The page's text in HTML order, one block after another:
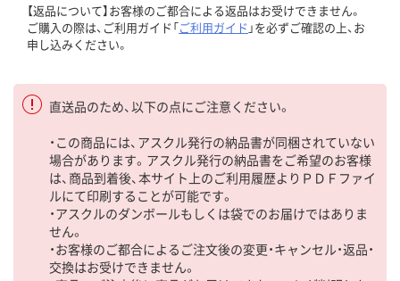
【返品について】お客様のご都合による返品はお受けできません。
ご購入の際は、ご利用ガイド「ご利用ガイド 」を必ずご確認の上、お
申し込みください。
直送品のため、以下の点にご注意ください。
・この商品には、アスクル発行の納品書が同梱されていない
場合があります。アスクル発行の納品書をご希望のお客様
は、商品到着後、本サイト上のご利用履歴よりＰＤＦファイ
ルにて印刷することが可能です。
・アスクルのダンボールもしくは袋でのお届けではありま
せん。
・お客様のご都合によるご注文後の変更・キャンセル・返品・
交換はお受けできません。